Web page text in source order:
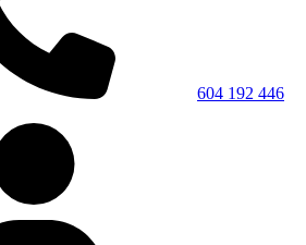
604 192 446